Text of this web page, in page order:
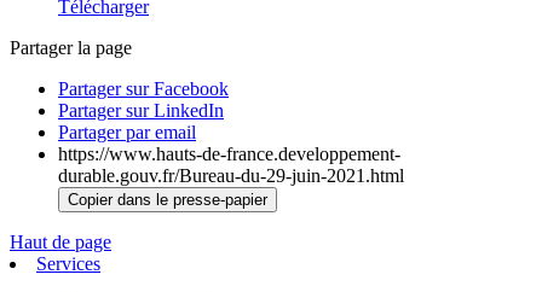
Télécharger
Partager la page
Partager sur Facebook
Partager sur LinkedIn
Partager par email
https://www.hauts-de-france.developpement-
durable.gouv.fr/Bureau-du-29-juin-2021.html
Copier dans le presse-papier
Haut de page
Services